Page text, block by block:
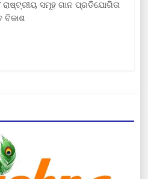
ରାଷ୍ଟ୍ରୀୟ ସମୂହ ଗାନ ପ୍ରତିଯୋଗିତା
ବିକାଶ